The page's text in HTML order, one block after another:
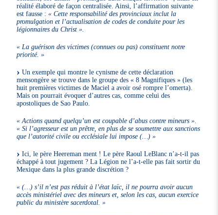
réalité élaboré de façon centralisée. Ainsi, l’affirmation suivante
est fausse :« Cette responsabilité des provinciaux inclut la
promulgation et l’actualisation de codes de conduite pour les
légionnaires du Christ ».
« La guérison des victimes (connues ou pas) constituent notre
priorité. »
Un exemple qui montre le cynisme de cette déclaration
mensongère se trouve dans le groupe des « 8 Magnifiques » (les
huit premières victimes de Maciel a avoir osé rompre l’omerta).
Mais on pourrait évoquer d’autres cas, comme celui des
apostoliques de Sao Paulo.
« Actions quand quelqu’un est coupable d’abus contre mineurs ».
« Si l’agresseur est un prêtre, en plus de se soumettre aux sanctions
que l’autorité civile ou ecclésiale lui impose (…) »
Ici, le père Heereman ment ! Le père Raoul LeBlanc n’a-t-il pas
échappé à tout jugement ? La Légion ne l’a-t-elle pas fait sortir du
Mexique dans la plus grande discrétion ?
« (…) s’il n’est pas réduit à l’état laïc, il ne pourra avoir aucun
accès ministériel avec des mineurs et, selon les cas, aucun exercice
public du ministère sacerdotal. »